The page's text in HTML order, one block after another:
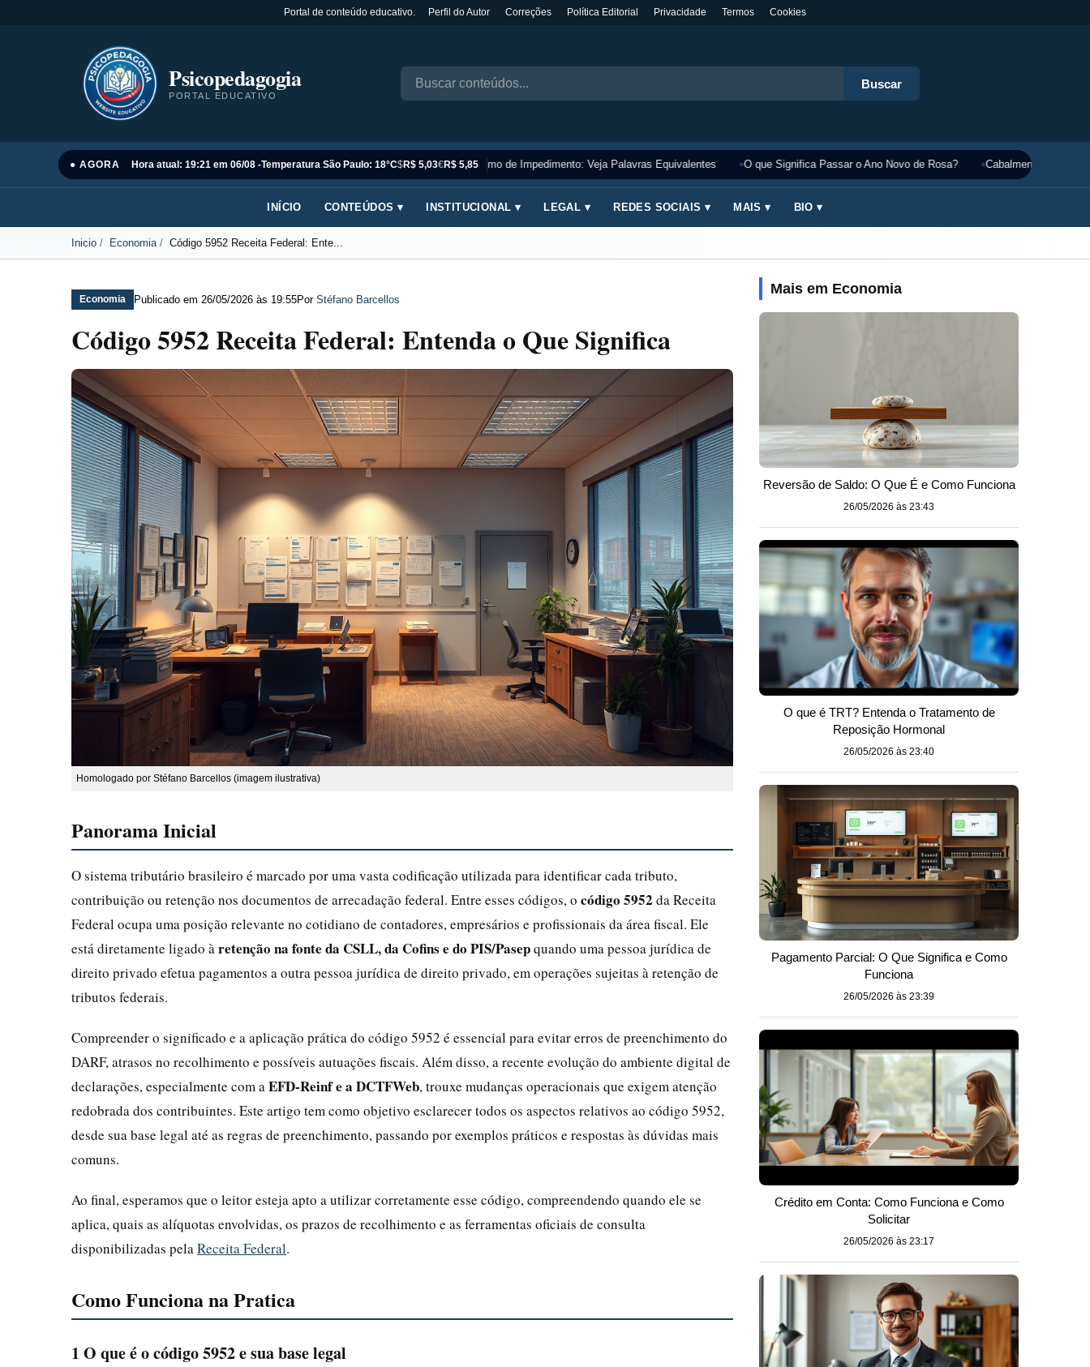
Portal de conteúdo educativo. Perfil do Autor Correções Política Editorial Privacidade Termos Cookies
Psicopedagogia
PORTAL EDUCATIVO
Buscar
● AGORA Hora atual: 19:21 em 06/08 -Temperatura São Paulo: 18°C$R$ 5,03€R$ 5,85
Sinônimo de Impedimento: Veja Palavras Equivalentes O que Significa Passar o Ano Novo de Rosa? Cabalmente
INÍCIO CONTEÚDOS ▾ INSTITUCIONAL ▾ LEGAL ▾ REDES SOCIAIS ▾ MAIS ▾ BIO ▾
Inicio Economia Código 5952 Receita Federal: Ente...
Economia Publicado em 26/05/2026 às 19:55Por Stéfano Barcellos
Código 5952 Receita Federal: Entenda o Que Significa
Homologado por Stéfano Barcellos (imagem ilustrativa)
Panorama Inicial
O sistema tributário brasileiro é marcado por uma vasta codificação utilizada para identificar cada tributo,
contribuição ou retenção nos documentos de arrecadação federal. Entre esses códigos, o código 5952 da Receita
Federal ocupa uma posição relevante no cotidiano de contadores, empresários e profissionais da área fiscal. Ele
está diretamente ligado à retenção na fonte da CSLL, da Cofins e do PIS/Pasepquando uma pessoa jurídica de
direito privado efetua pagamentos a outra pessoa jurídica de direito privado, em operações sujeitas à retenção de
tributos federais.
Compreender o significado e a aplicação prática do código 5952 é essencial para evitar erros de preenchimento do
DARF, atrasos no recolhimento e possíveis autuações fiscais. Além disso, a recente evolução do ambiente digital de
declarações, especialmente com a EFD-Reinf e a DCTFWeb, trouxe mudanças operacionais que exigem atenção
redobrada dos contribuintes. Este artigo tem como objetivo esclarecer todos os aspectos relativos ao código 5952,
desde sua base legal até as regras de preenchimento, passando por exemplos práticos e respostas às dúvidas mais
comuns.
Ao final, esperamos que o leitor esteja apto a utilizar corretamente esse código, compreendendo quando ele se
aplica, quais as alíquotas envolvidas, os prazos de recolhimento e as ferramentas oficiais de consulta
disponibilizadas pela Receita Federal.
Como Funciona na Pratica
1 O que é o código 5952 e sua base legal
Mais em Economia
Reversão de Saldo: O Que É e Como Funciona
26/05/2026 às 23:43
O que é TRT? Entenda o Tratamento de
Reposição Hormonal
26/05/2026 às 23:40
Pagamento Parcial: O Que Significa e Como
Funciona
26/05/2026 às 23:39
Crédito em Conta: Como Funciona e Como
Solicitar
26/05/2026 às 23:17